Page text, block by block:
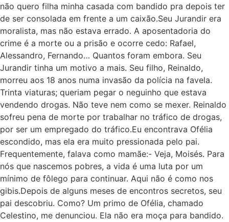
não quero filha minha casada com bandido pra depois ter
de ser consolada em frente a um caixão.Seu Jurandir era
moralista, mas não estava errado. A aposentadoria do
crime é a morte ou a prisão e ocorre cedo: Rafael,
Alessandro, Fernando… Quantos foram embora. Seu
Jurandir tinha um motivo a mais. Seu filho, Reinaldo,
morreu aos 18 anos numa invasão da polícia na favela.
Trinta viaturas; queriam pegar o neguinho que estava
vendendo drogas. Não teve nem como se mexer. Reinaldo
sofreu pena de morte por trabalhar no tráfico de drogas,
por ser um empregado do tráfico.Eu encontrava Ofélia
escondido, mas ela era muito pressionada pelo pai.
Frequentemente, falava como mamãe:- Veja, Moisés. Para
nós que nascemos pobres, a vida é uma luta por um
mínimo de fôlego para continuar. Aqui não é como nos
gibis.Depois de alguns meses de encontros secretos, seu
pai descobriu. Como? Um primo de Ofélia, chamado
Celestino, me denunciou. Ela não era moça para bandido.